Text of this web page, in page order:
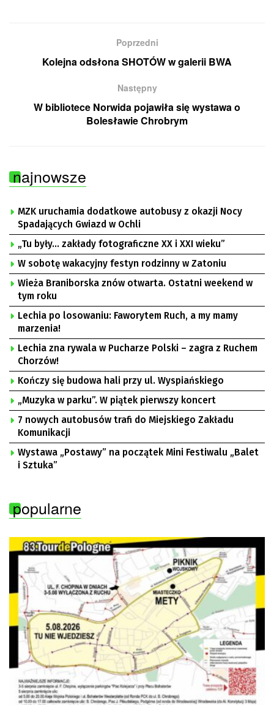
Poprzedni
Kolejna odsłona SHOTÓW w galerii BWA
Następny
W bibliotece Norwida pojawiła się wystawa o
Bolesławie Chrobrym
najnowsze
MZK uruchamia dodatkowe autobusy z okazji Nocy
Spadających Gwiazd w Ochli
„Tu były… zakłady fotograficzne XX i XXI wieku”
W sobotę wakacyjny festyn rodzinny w Zatoniu
Wieża Braniborska znów otwarta. Ostatni weekend w
tym roku
Lechia po losowaniu: Faworytem Ruch, a my mamy
marzenia!
Lechia zna rywala w Pucharze Polski – zagra z Ruchem
Chorzów!
Kończy się budowa hali przy ul. Wyspiańskiego
„Muzyka w parku”. W piątek pierwszy koncert
7 nowych autobusów trafi do Miejskiego Zakładu
Komunikacji
Wystawa „Postawy” na początek Mini Festiwalu „Balet
i Sztuka”
popularne